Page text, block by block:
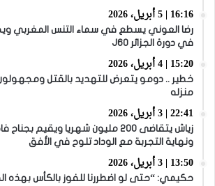
16:16 | 5 أبريل، 2026
رضا العوني يسطع في سماء التنس المغربي
في دورة الجزائر J60
15:20 | 4 أبريل، 2026
خطير .. دومو يتعرض للتهديد بالقتل ومجهولون
منزله
22:41 | 3 أبريل، 2026
ونهاية التجربة مع الوداد تلوح في الأفق
13:50 | 3 أبريل، 2026
حكيمي: “حتى لو اضطررنا للفوز بالكأس بهذه